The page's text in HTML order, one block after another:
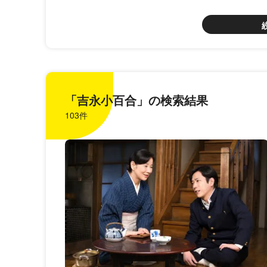
「吉永小百合」の検索結果
103件